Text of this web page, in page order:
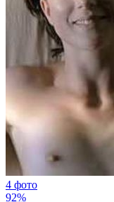
4 фото
92%